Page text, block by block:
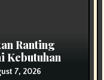
Ranting
Kebutuhan
7, 2026